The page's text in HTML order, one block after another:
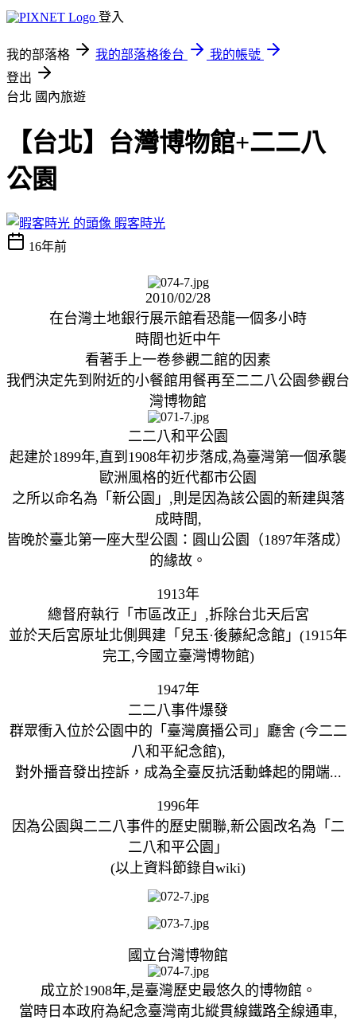
登入
我的部落格 我的部落格後台
我的帳號
登出
台北 國內旅遊
【台北】台灣博物館+二二八
公園
暇客時光
16年前
2010/02/28
在台灣土地銀行展示館看恐龍一個多小時
時間也近中午
看著手上一卷參觀二館的因素
我們決定先到附近的小餐館用餐再至二二八公園參觀台
灣博物館
二二八和平公園
起建於1899年,直到1908年初步落成,為臺灣第一個承襲
歐洲風格的近代都市公園
之所以命名為「新公園」,則是因為該公園的新建與落
成時間,
皆晚於臺北第一座大型公園：圓山公園（1897年落成）
的緣故。
1913年
總督府執行「市區改正」,拆除台北天后宮
並於天后宮原址北側興建「兒玉·後藤紀念館」(1915年
完工,今國立臺灣博物館)
1947年
二二八事件爆發
群眾衝入位於公園中的「臺灣廣播公司」廳舍 (今二二
八和平紀念館),
對外播音發出控訴，成為全臺反抗活動蜂起的開端...
1996年
因為公園與二二八事件的歷史關聯,新公園改名為「二
二八和平公園」
(以上資料節錄自wiki)
國立台灣博物館
成立於1908年,是臺灣歷史最悠久的博物館。
當時日本政府為紀念臺灣南北縱貫線鐵路全線通車,